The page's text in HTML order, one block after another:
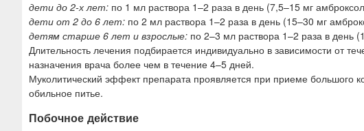
дети до 2-х лет: по 1 мл раствора 1–2 раза в день (7,5–15 мг
дети от 2 до 6 лет: по 2 мл раствора 1–2 раза в день (15–30 мг
детям старше 6 лет и взрослые: по 2–3 мл раствора 1–2 раза в день
Длительность лечения подбирается индивидуально в зависимости от
назначения врача более чем в течение 4–5 дней.
Муколитический эффект препарата проявляется при приеме большого
обильное питье.
Побочное действие